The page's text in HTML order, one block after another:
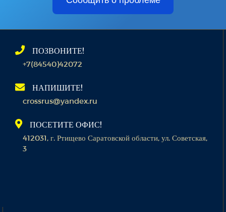
ПОЗВОНИТЕ!
+7(84540)42072
НАПИШИТЕ!
crossrus@yandex.ru
ПОСЕТИТЕ ОФИС!
412031, г. Ртищево Саратовской области, ул. Советская,
3